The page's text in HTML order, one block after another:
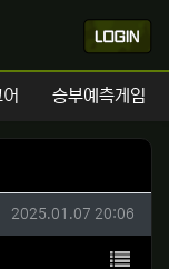
승부예측게임
작성일
2025.01.07 20:06
목록